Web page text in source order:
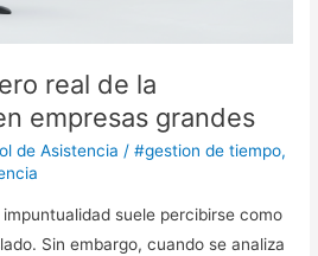
real de la
empresas grandes
de Asistencia /#gestion de tiempo,
suele percibirse como
Sin embargo, cuando se analiza